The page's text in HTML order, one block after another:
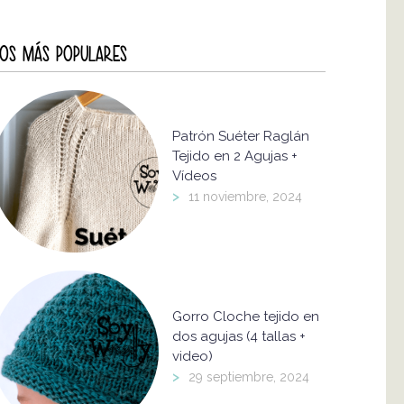
MÁS POPULARES
Patrón Suéter Raglán
Tejido en 2 Agujas +
Vídeos
> 11 noviembre, 2024
Gorro Cloche tejido en
dos agujas (4 tallas +
video)
> 29 septiembre, 2024